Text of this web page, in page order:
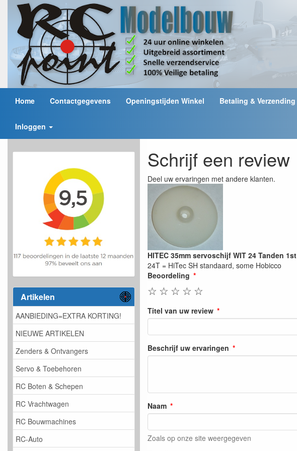
Home Contactgegevens Openingstijden Winkel Betaling & Verzending
Inloggen
Artikelen
AANBIEDING=EXTRA KORTING!
NIEUWE ARTIKELEN
Zenders & Ontvangers
Servo & Toebehoren
RC Boten & Schepen
RC Vrachtwagen
RC Bouwmachines
RC-Auto
Schrijf een review
Deel uw ervaringen met andere klanten.
HITEC 35mm servoschijf WIT 24 Tanden 1st
24T = HiTec SH standaard, some Hobicco
Beoordeling
☆
☆
☆
☆
☆
Titel van uw review
Beschrijf uw ervaringen
Naam
Zoals op onze site weergegeven